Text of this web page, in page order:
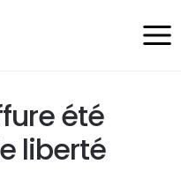
été
liberté